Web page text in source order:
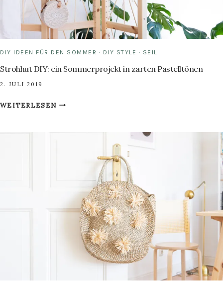
DIY IDEEN FÜR DEN SOMMER · DIY STYLE · SEIL
Strohhut DIY: ein Sommerprojekt in zarten Pastelltönen
2. JULI 2019
WEITERLESENSTROHHUT
PASTELLTÖNEN